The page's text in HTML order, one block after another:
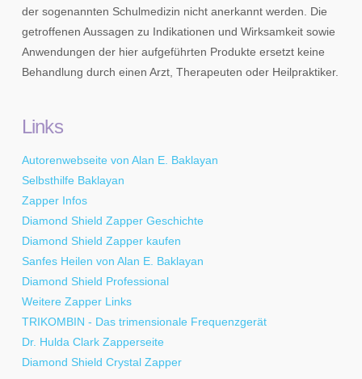
der sogenannten Schulmedizin nicht anerkannt werden. Die
getroffenen Aussagen zu Indikationen und Wirksamkeit sowie
Anwendungen der hier aufgeführten Produkte ersetzt keine
Behandlung durch einen Arzt, Therapeuten oder Heilpraktiker.
Links
Autorenwebseite von Alan E. Baklayan
Selbsthilfe Baklayan
Zapper Infos
Diamond Shield Zapper Geschichte
Diamond Shield Zapper kaufen
Sanfes Heilen von Alan E. Baklayan
Diamond Shield Professional
Weitere Zapper Links
TRIKOMBIN - Das trimensionale Frequenzgerät
Dr. Hulda Clark Zapperseite
Diamond Shield Crystal Zapper